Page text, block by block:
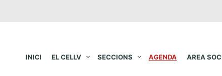
INICI EL CELLV SECCIONS AGENDA AREA